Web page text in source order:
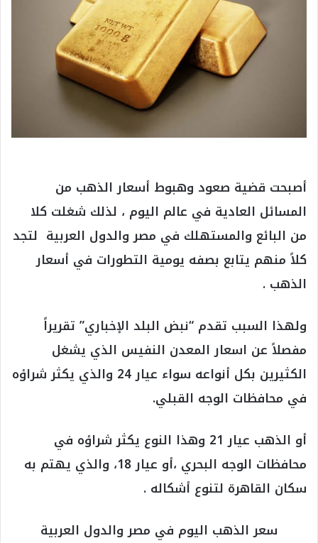
أصبحت قضية صعود وهبوط أسعار الذهب من
المسائل العادية في عالم اليوم ، لذلك شغلت كلا
من البائع والمستهلك في مصر والدول العربية لتجد
كلاً منهم يتابع بصفه يومية التطورات في أسعار
الذهب .
ولهذا السبب تقدم “نبض البلد الإخباري” تقريراً
مفصلاً عن اسعار المعدن النفيس الذي يشغل
الكثيرين بكل أنواعه سواء عيار 24 والذي يكثر شراؤه
في محافظات الوجه القبلي.
أو الذهب عيار 21 وهذا النوع يكثر شراؤه في
محافظات الوجه البحري ،أو عيار 18، والذي يهتم به
سكان القاهرة لتنوع أشكاله .
سعر الذهب اليوم في مصر والدول العربية